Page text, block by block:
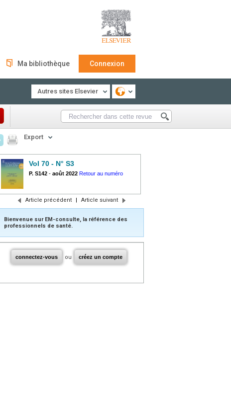
Ma bibliothèque Connexion
Autres sites Elsevier
Export
Vol 70 - N° S3
P. S142 - août 2022 Retour au numéro
Article précédent | Article suivant
Bienvenue sur EM-consulte, la référence des
professionnels de santé.
connectez-vous ou créez un compte